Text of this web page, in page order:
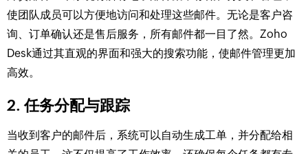
使团队成员可以方便地访问和处理这些邮件。无论是客户咨
询、订单确认还是售后服务，所有邮件都一目了然。Zoho
Desk通过其直观的界面和强大的搜索功能，使邮件管理更加
高效。
2. 任务分配与跟踪
当收到客户的邮件后，系统可以自动生成工单，并分配给相